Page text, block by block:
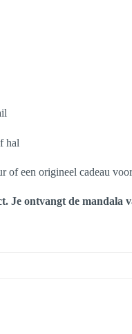
hal
of een origineel cadeau
Je ontvangt de mandala